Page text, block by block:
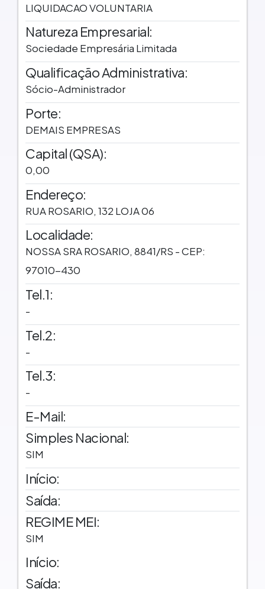
LIQUIDACAO VOLUNTARIA
Natureza Empresarial:
Sociedade Empresária Limitada
Qualificação Administrativa:
Sócio-Administrador
Porte:
DEMAIS EMPRESAS
Capital (QSA):
0,00
Endereço:
RUA ROSARIO, 132 LOJA 06
Localidade:
NOSSA SRA ROSARIO, 8841/RS - CEP:
97010-430
Tel.1:
-
Tel.2:
-
Tel.3:
-
E-Mail:
Simples Nacional:
SIM
Início:
Saída:
REGIME MEI:
SIM
Início:
Saída: